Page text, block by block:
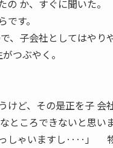
か、すぐに聞いた。
す。
、子会社としてはやり
つぶやく。
けど、その是正を子 会
ころできないと思いま
っしゃいますし‥‥」